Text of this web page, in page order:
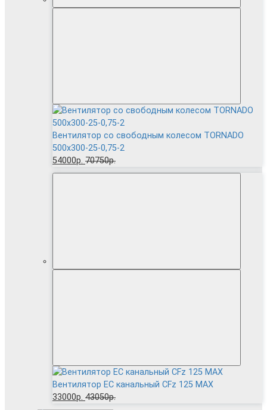
Вентилятор cо свободным колесом TORNADO
500x300-25-0,75-2
54000р. 70750р.
Вентилятор EC канальный CFz 125 MAX
33000р. 43050р.